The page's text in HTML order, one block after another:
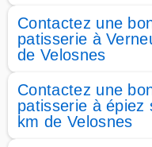
Contactez une
patisserie à
de Velosnes
Contactez une
patisserie à épiez
km de Velosnes